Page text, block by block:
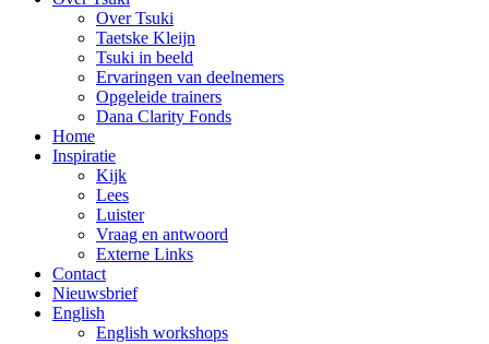
Over Tsuki
Taetske Kleijn
Tsuki in beeld
Ervaringen van deelnemers
Opgeleide trainers
Dana Clarity Fonds
Home
Inspiratie
Kijk
Lees
Luister
Vraag en antwoord
Externe Links
Contact
Nieuwsbrief
English
English workshops